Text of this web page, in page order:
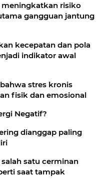
risiko
gangguan jantung
kecepatan dan pola
indikator awal
stres kronis
fisik dan emosional
Negatif?
dianggap paling
satu cerminan
saat tampak